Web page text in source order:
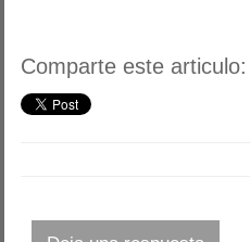
Comparte este articulo: